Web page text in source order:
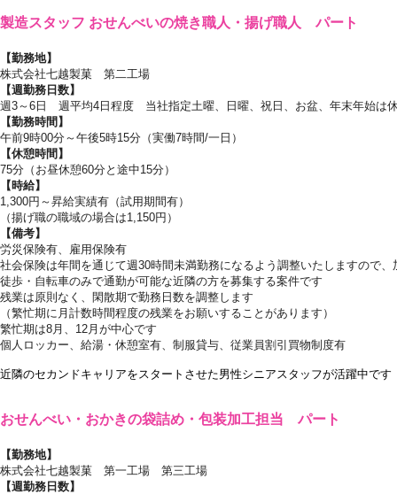
製造スタッフ おせんべいの焼き職人・揚げ職人 パート
【勤務地】
株式会社七越製菓 第二工場
【週勤務日数】
週3～6日 週平均4日程度 当社指定土曜、日曜、祝日、お盆、年末年始は
【勤務時間】
午前9時00分～午後5時15分（実働7時間/一日）
【休憩時間】
75分（お昼休憩60分と途中15分）
【時給】
1,300円～昇給実績有（試用期間有）
（揚げ職の職域の場合は1,150円）
【備考】
労災保険有、雇用保険有
社会保険は年間を通じて週30時間未満勤務になるよう調整いたしますので、
徒歩・自転車のみで通勤が可能な近隣の方を募集する案件です
残業は原則なく、閑散期で勤務日数を調整します
（繁忙期に月計数時間程度の残業をお願いすることがあります）
繁忙期は8月、12月が中心です
個人ロッカー、給湯・休憩室有、制服貸与、従業員割引買物制度有
近隣のセカンドキャリアをスタートさせた男性シニアスタッフが活躍中です
おせんべい・おかきの袋詰め・包装加工担当 パート
【勤務地】
株式会社七越製菓 第一工場 第三工場
【週勤務日数】